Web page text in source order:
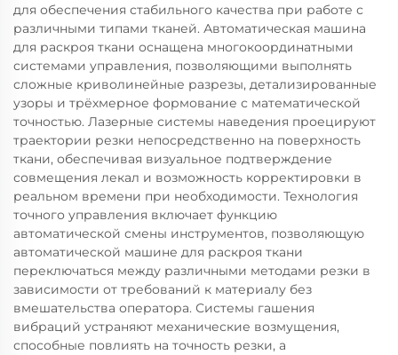
для обеспечения стабильного качества при работе с
различными типами тканей. Автоматическая машина
для раскроя ткани оснащена многокоординатными
системами управления, позволяющими выполнять
сложные криволинейные разрезы, детализированные
узоры и трёхмерное формование с математической
точностью. Лазерные системы наведения проецируют
траектории резки непосредственно на поверхность
ткани, обеспечивая визуальное подтверждение
совмещения лекал и возможность корректировки в
реальном времени при необходимости. Технология
точного управления включает функцию
автоматической смены инструментов, позволяющую
автоматической машине для раскроя ткани
переключаться между различными методами резки в
зависимости от требований к материалу без
вмешательства оператора. Системы гашения
вибраций устраняют механические возмущения,
способные повлиять на точность резки, а